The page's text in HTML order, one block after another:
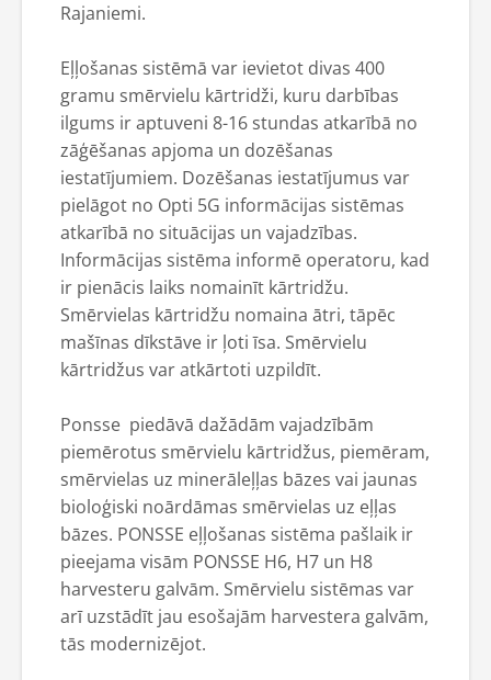
Rajaniemi.
Eļļošanas sistēmā var ievietot divas 400
gramu smērvielu kārtridži, kuru darbības
ilgums ir aptuveni 8-16 stundas atkarībā no
zāģēšanas apjoma un dozēšanas
iestatījumiem. Dozēšanas iestatījumus var
pielāgot no Opti 5G informācijas sistēmas
atkarībā no situācijas un vajadzības.
Informācijas sistēma informē operatoru, kad
ir pienācis laiks nomainīt kārtridžu.
Smērvielas kārtridžu nomaina ātri, tāpēc
mašīnas dīkstāve ir ļoti īsa. Smērvielu
kārtridžus var atkārtoti uzpildīt.
Ponsse piedāvā dažādām vajadzībām
piemērotus smērvielu kārtridžus, piemēram,
smērvielas uz minerāleļļas bāzes vai jaunas
bioloģiski noārdāmas smērvielas uz eļļas
bāzes. PONSSE eļļošanas sistēma pašlaik ir
pieejama visām PONSSE H6, H7 un H8
harvesteru galvām. Smērvielu sistēmas var
arī uzstādīt jau esošajām harvestera galvām,
tās modernizējot.